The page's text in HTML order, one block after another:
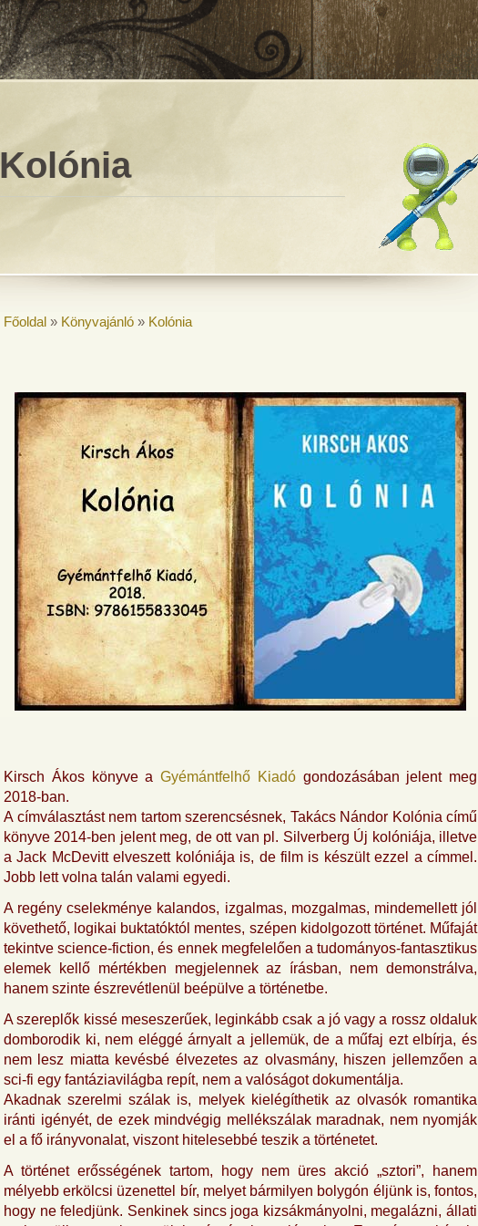
Kolónia
Főoldal » Könyvajánló » Kolónia
Kirsch Ákos könyve a Gyémántfelhő Kiadógondozásában jelent meg
2018-ban.
A címválasztást nem tartom szerencsésnek, Takács Nándor Kolónia című
könyve 2014-ben jelent meg, de ott van pl. Silverberg Új kolóniája, illetve
a Jack McDevitt elveszett kolóniája is, de film is készült ezzel a címmel.
Jobb lett volna talán valami egyedi.
A regény cselekménye kalandos, izgalmas, mozgalmas, mindemellett jól
követhető, logikai buktatóktól mentes, szépen kidolgozott történet. Műfaját
tekintve science-fiction, és ennek megfelelően a tudományos-fantasztikus
elemek kellő mértékben megjelennek az írásban, nem demonstrálva,
hanem szinte észrevétlenül beépülve a történetbe.
A szereplők kissé meseszerűek, leginkább csak a jó vagy a rossz oldaluk
domborodik ki, nem eléggé árnyalt a jellemük, de a műfaj ezt elbírja, és
nem lesz miatta kevésbé élvezetes az olvasmány, hiszen jellemzően a
sci-fi egy fantáziavilágba repít, nem a valóságot dokumentálja.
Akadnak szerelmi szálak is, melyek kielégíthetik az olvasók romantika
iránti igényét, de ezek mindvégig mellékszálak maradnak, nem nyomják
el a fő irányvonalat, viszont hitelesebbé teszik a történetet.
A történet erősségének tartom, hogy nem üres akció „sztori”, hanem
mélyebb erkölcsi üzenettel bír, melyet bármilyen bolygón éljünk is, fontos,
hogy ne feledjünk. Senkinek sincs joga kizsákmányolni, megalázni, állati